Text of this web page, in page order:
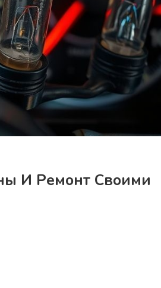
И Ремонт Своими